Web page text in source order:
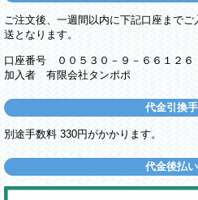
ご注文後、一週間以内に下記口座まで
送となります。
口座番号 ００５３０－９－６６１２６
加入者 有限会社タンポポ
代金引換
別途手数料 330円がかかります。
代金後払